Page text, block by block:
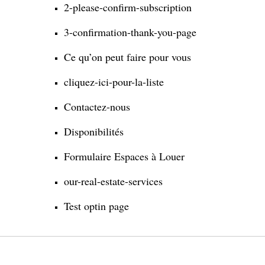
2-please-confirm-subscription
3-confirmation-thank-you-page
Ce qu’on peut faire pour vous
cliquez-ici-pour-la-liste
Contactez-nous
Disponibilités
Formulaire Espaces à Louer
our-real-estate-services
Test optin page